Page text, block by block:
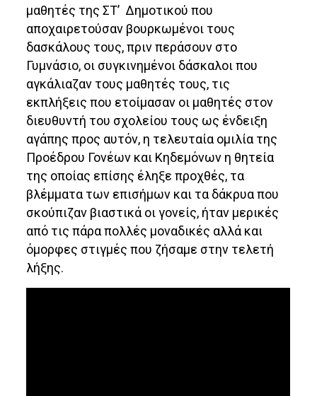
μαθητές της ΣΤ’ Δημοτικού που
αποχαιρετούσαν βουρκωμένοι τους
δασκάλους τους, πριν περάσουν στο
Γυμνάσιο, οι συγκινημένοι δάσκαλοι που
αγκάλιαζαν τους μαθητές τους, τις
εκπλήξεις που ετοίμασαν οι μαθητές στον
διευθυντή του σχολείου τους ως ένδειξη
αγάπης προς αυτόν, η τελευταία ομιλία της
Προέδρου Γονέων και Κηδεμόνων η θητεία
της οποίας επίσης έληξε προχθές, τα
βλέμματα των επισήμων και τα δάκρυα που
σκούπιζαν βιαστικά οι γονείς, ήταν μερικές
από τις πάρα πολλές μοναδικές αλλά και
όμορφες στιγμές που ζήσαμε στην τελετή
λήξης.